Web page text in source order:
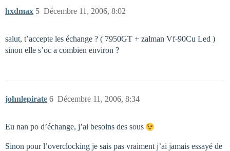
hxdmax Décembre 11, 2006, 8:02
5
salut, t’accepte les échange ? ( 7950GT + zalman Vf-90Cu Led )
sinon elle s’oc a combien environ ?
johnlepirate Décembre 11, 2006, 8:34
6
Eu nan po d’échange, j’ai besoins des sous
Sinon pour l’overclocking je sais pas vraiment j’ai jamais essayé de